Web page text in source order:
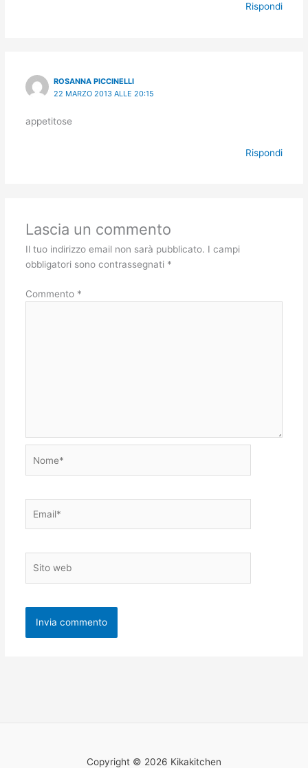
Rispondi
ROSANNA PICCINELLI
22 MARZO 2013 ALLE 20:15
appetitose
Rispondi
Lascia un commento
Il tuo indirizzo email non sarà pubblicato. I campi
obbligatori sono contrassegnati *
Commento *
web
Copyright © 2026 Kikakitchen